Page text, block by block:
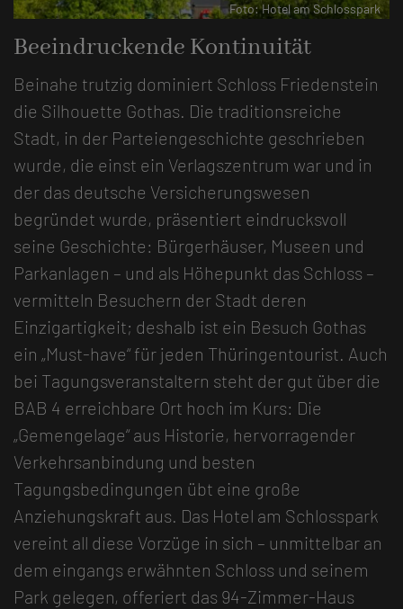
Foto: Hotel am Schlosspark
Beeindruckende Kontinuität
Beinahe trutzig dominiert Schloss Friedenstein
die Silhouette Gothas. Die traditionsreiche
Stadt, in der Parteiengeschichte geschrieben
wurde, die einst ein Verlagszentrum war und in
der das deutsche Versicherungswesen
begründet wurde, präsentiert eindrucksvoll
seine Geschichte: Bürgerhäuser, Museen und
Parkanlagen – und als Höhepunkt das Schloss –
vermitteln Besuchern der Stadt deren
Einzigartigkeit; deshalb ist ein Besuch Gothas
ein „Must-have“ für jeden Thüringentourist. Auch
bei Tagungsveranstaltern steht der gut über die
BAB 4 erreichbare Ort hoch im Kurs: Die
„Gemengelage“ aus Historie, hervorragender
Verkehrsanbindung und besten
Tagungsbedingungen übt eine große
Anziehungskraft aus. Das Hotel am Schlosspark
vereint all diese Vorzüge in sich – unmittelbar an
dem eingangs erwähnten Schloss und seinem
Park gelegen, offeriert das 94-Zimmer-Haus